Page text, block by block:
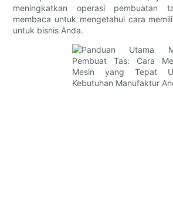
meningkatkan operasi pembuatan
membaca untuk mengetahui cara
untuk bisnis Anda.